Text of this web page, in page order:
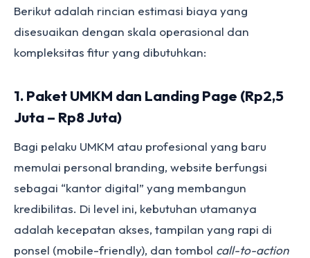
Berikut adalah rincian estimasi biaya yang
disesuaikan dengan skala operasional dan
kompleksitas fitur yang dibutuhkan:
1. Paket UMKM dan Landing Page (Rp2,5
Juta – Rp8 Juta)
Bagi pelaku UMKM atau profesional yang baru
memulai personal branding, website berfungsi
sebagai “kantor digital” yang membangun
kredibilitas. Di level ini, kebutuhan utamanya
adalah kecepatan akses, tampilan yang rapi di
ponsel (mobile-friendly), dan tombol call-to-action